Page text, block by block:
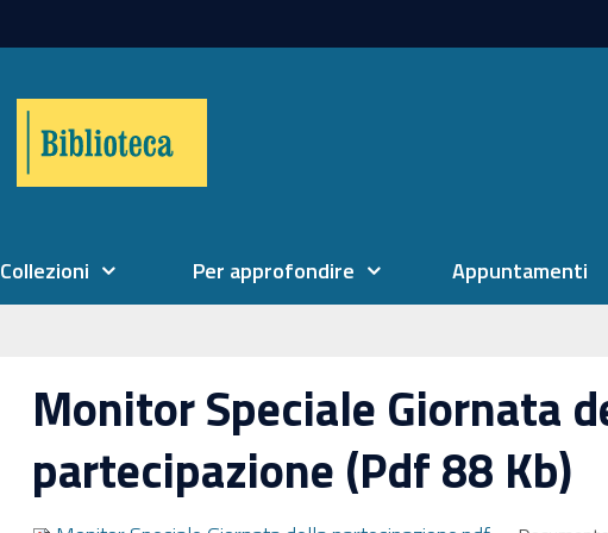
Collezioni Per approfondire Appuntamenti
Monitor Speciale Giornata
partecipazione (Pdf 88 Kb)